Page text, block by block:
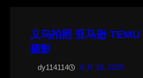
义乌拍照 亚马逊
摄影
dy114114 8 月 18, 2025